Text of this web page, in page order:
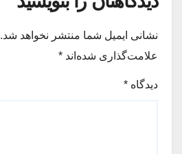
نشانی ایمیل شما منتشر نخواهد شد.
علامت‌گذاری شده‌اند *
دیدگاه *